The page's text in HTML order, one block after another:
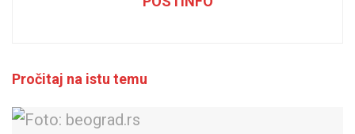
Pročitaj na istu temu